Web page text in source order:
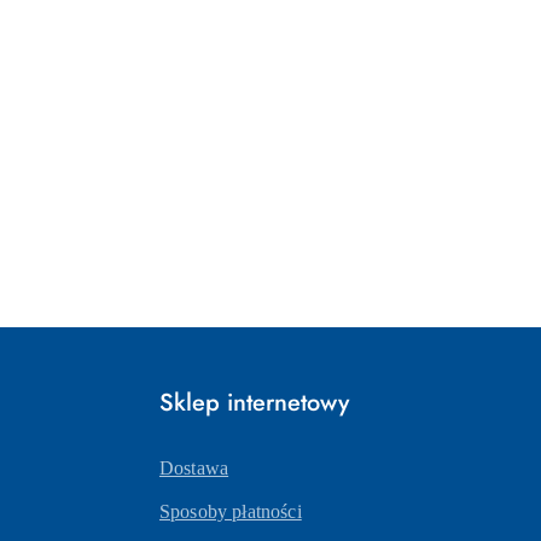
Sklep internetowy
Dostawa
Sposoby płatności